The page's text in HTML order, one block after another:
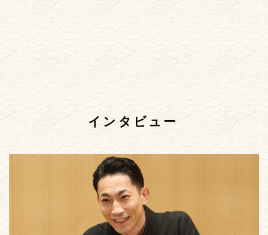
インタビュー